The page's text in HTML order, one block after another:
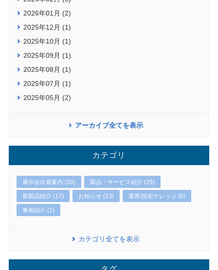
2026年01月 (2)
2025年12月 (1)
2025年10月 (1)
2025年09月 (1)
2025年08月 (1)
2025年07月 (1)
2025年05月 (2)
アーカイブ全てを表示
カテゴリ
展示会出展案内 (30) 製品・サービス紹介 (29)
新製品紹介 (17) お知らせ (13) 業界/技術ナレッジ (8)
事例紹介 (1)
カテゴリ全てを表示